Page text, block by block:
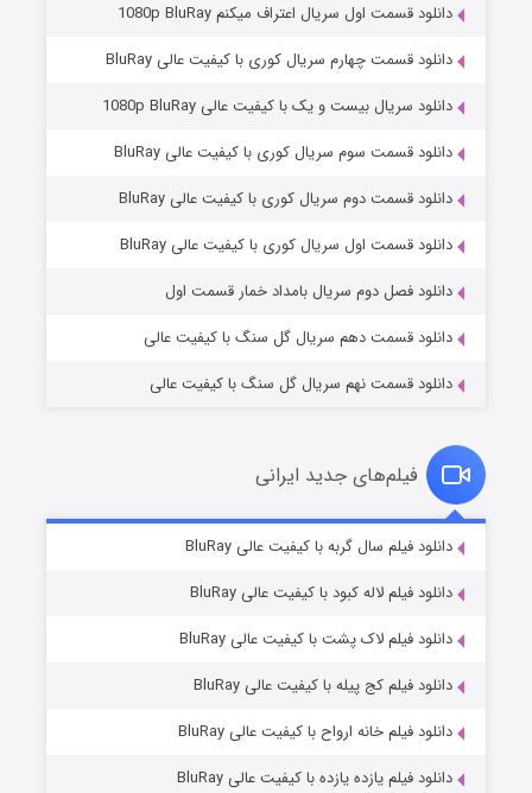
عملیات آپارتمان
قسمت۲ (زیرنویس) منتشر شد
قسمت۲ (زیرنویس) منتشر شد
دانلود قسمت اول سریال اعتراف میکنم 1080p BluRay
دانلود قسمت چهارم سریال کوری با کیفیت عالی BluRay
دانلود سریال بیست و یک با کیفیت عالی 1080p BluRay
دانلود قسمت سوم سریال کوری با کیفیت عالی BluRay
دانلود قسمت دوم سریال کوری با کیفیت عالی BluRay
دانلود قسمت اول سریال کوری با کیفیت عالی BluRay
دانلود فصل دوم سریال بامداد خمار قسمت اول
دانلود قسمت دهم سریال گل سنگ با کیفیت عالی
دانلود قسمت نهم سریال گل سنگ با کیفیت عالی
فیلم‌های جدید ایرانی
دانلود فیلم سال گربه با کیفیت عالی BluRay
دانلود فیلم لاله کبود با کیفیت عالی BluRay
دانلود فیلم لاک پشت با کیفیت عالی BluRay
دانلود فیلم کج‌ پیله با کیفیت عالی BluRay
دانلود فیلم خانه ارواح با کیفیت عالی BluRay
دانلود فیلم یازده یازده با کیفیت عالی BluRay